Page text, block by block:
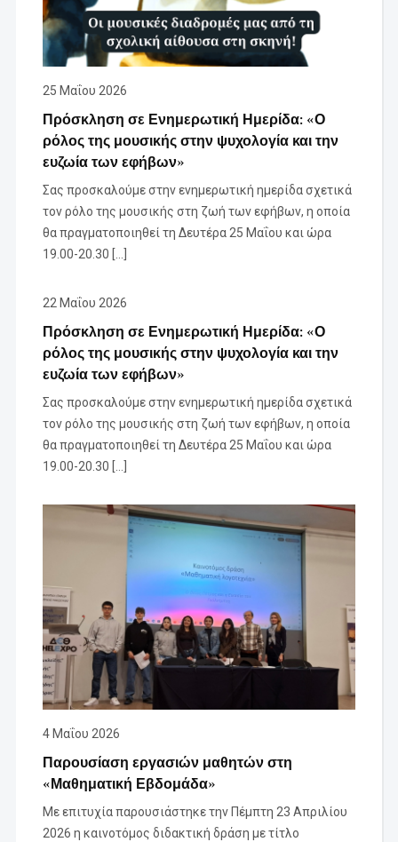
25 Μαΐου 2026
Πρόσκληση σε Ενημερωτική Ημερίδα: «Ο
ρόλος της μουσικής στην ψυχολογία και την
ευζωία των εφήβων»
Σας προσκαλούμε στην ενημερωτική ημερίδα σχετικά
τον ρόλο της μουσικής στη ζωή των εφήβων, η οποία
θα πραγματοποιηθεί τη Δευτέρα 25 Μαΐου και ώρα
19.00-20.30 […]
22 Μαΐου 2026
Πρόσκληση σε Ενημερωτική Ημερίδα: «Ο
ρόλος της μουσικής στην ψυχολογία και την
ευζωία των εφήβων»
Σας προσκαλούμε στην ενημερωτική ημερίδα σχετικά
τον ρόλο της μουσικής στη ζωή των εφήβων, η οποία
θα πραγματοποιηθεί τη Δευτέρα 25 Μαΐου και ώρα
19.00-20.30 […]
4 Μαΐου 2026
Παρουσίαση εργασιών μαθητών στη
«Μαθηματική Εβδομάδα»
Με επιτυχία παρουσιάστηκε την Πέμπτη 23 Απριλίου
2026 η καινοτόμος διδακτική δράση με τίτλο